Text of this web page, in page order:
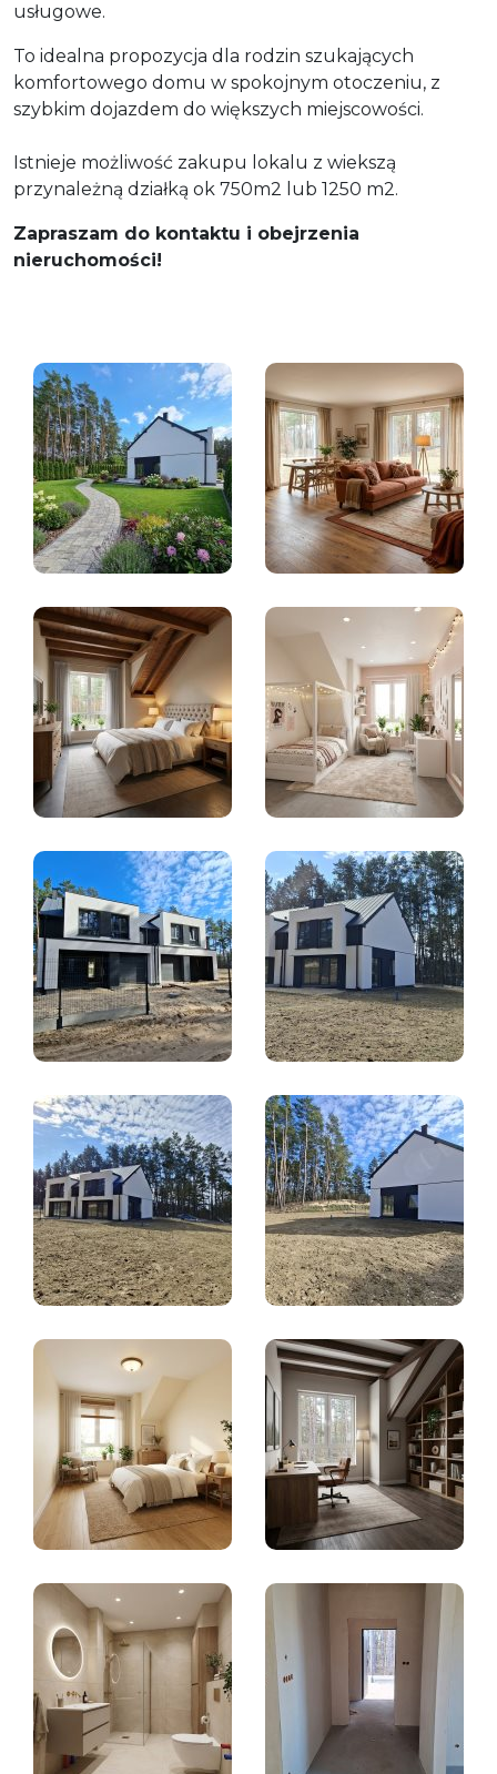
usługowe.
To idealna propozycja dla rodzin szukających
komfortowego domu w spokojnym otoczeniu, z
szybkim dojazdem do większych miejscowości.
Istnieje możliwość zakupu lokalu z wiekszą
przynależną działką ok 750m2 lub 1250 m2.
Zapraszam do kontaktu i obejrzenia
nieruchomości!